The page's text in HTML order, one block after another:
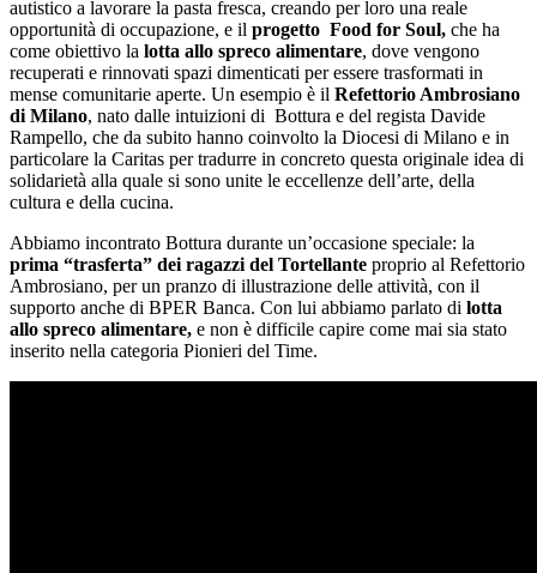
autistico a lavorare la pasta fresca, creando per loro una reale
opportunità di occupazione, e il progetto Food for Soul, che ha
come obiettivo la lotta allo spreco alimentare, dove vengono
recuperati e rinnovati spazi dimenticati per essere trasformati in
mense comunitarie aperte. Un esempio è il Refettorio Ambrosiano
di Milano, nato dalle intuizioni di Bottura e del regista Davide
Rampello, che da subito hanno coinvolto la Diocesi di Milano e in
particolare la Caritas per tradurre in concreto questa originale idea di
solidarietà alla quale si sono unite le eccellenze dell’arte, della
cultura e della cucina.
Abbiamo incontrato Bottura durante un’occasione speciale: la
prima “trasferta” dei ragazzi del Tortellante proprio al Refettorio
Ambrosiano, per un pranzo di illustrazione delle attività, con il
supporto anche di BPER Banca. Con lui abbiamo parlato di lotta
allo spreco alimentare, e non è difficile capire come mai sia stato
inserito nella categoria Pionieri del Time.